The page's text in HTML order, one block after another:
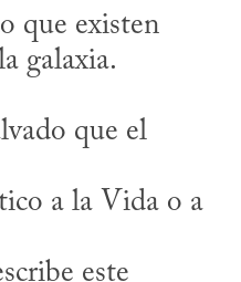
que existen
galaxia.
que el
a la Vida o a
este